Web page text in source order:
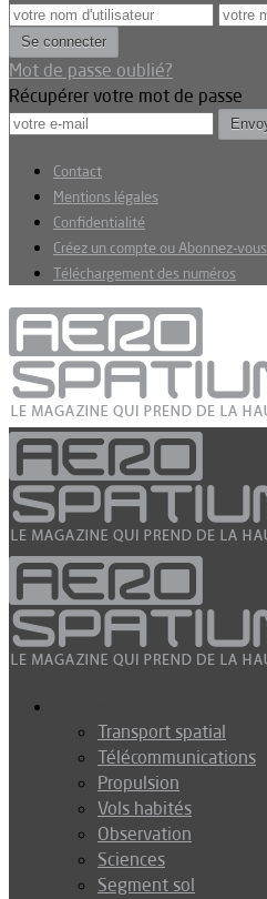
Mot de passe oublié?
Récupérer votre mot de passe
Contact
Mentions légales
Confidentialité
Créez un compte ou Abonnez-vous
Téléchargement des numéros
Transport spatial
Télécommunications
Propulsion
Vols habités
Observation
Sciences
Segment sol